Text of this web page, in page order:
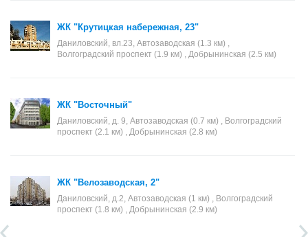
ЖК "Крутицкая набережная, 23"
Даниловский, вл.23, Автозаводская (1.3 км) ,
Волгоградский проспект (1.9 км) , Добрынинская (2.5 км)
ЖК "Восточный"
Даниловский, д. 9, Автозаводская (0.7 км) , Волгоградский
проспект (2.1 км) , Добрынинская (2.8 км)
ЖК "Велозаводская, 2"
Даниловский, д.2, Автозаводская (1 км) , Волгоградский
проспект (1.8 км) , Добрынинская (2.9 км)